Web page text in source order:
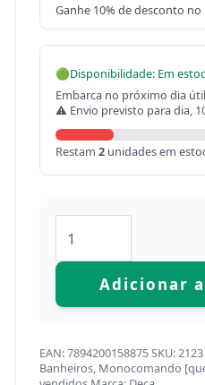
Ganhe 10% de desconto
🟢Disponibilidade: Em
Embarca no próximo dia
⚠ Envio previsto para dia,
Restam 2unidades em
Adicionar
EAN:7894200158875SKU:2123
Banheiros, Monocomando